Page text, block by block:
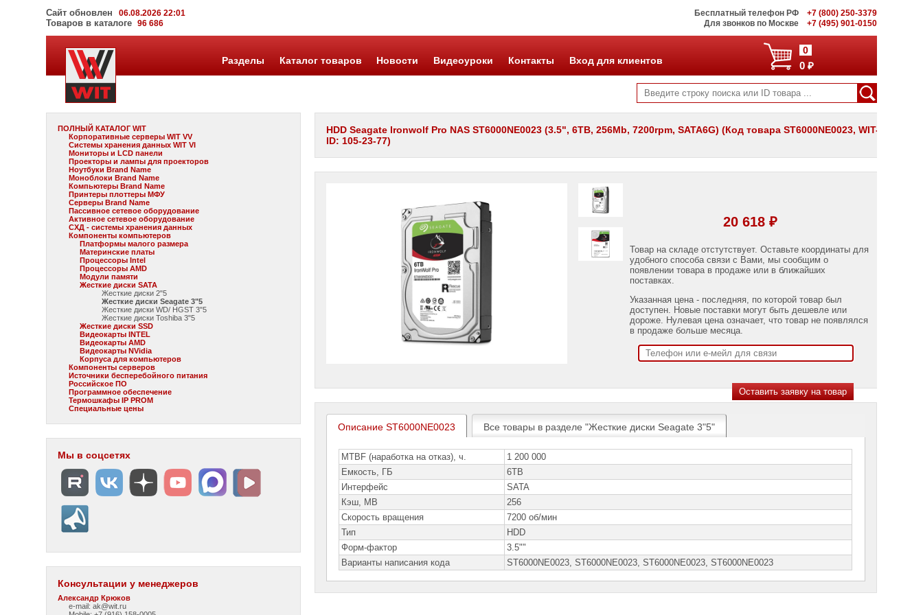
Сайт обновлен 06.08.2026 22:01
Товаров в каталоге96 686
Бесплатный телефон РФ
+7 (800) 250-3379
Для звонков по Москве
+7 (495) 901-0150
0
0 ₽
Разделы Каталог товаров Новости Видеоуроки Контакты Вход для клиентов
ПОЛНЫЙ КАТАЛОГ WIT
Корпоративные серверы WIT VV
Системы хранения данных WIT VI
Мониторы и LCD панели
Проекторы и лампы для проекторов
Ноутбуки Brand Name
Моноблоки Brand Name
Компьютеры Brand Name
Принтеры плоттеры МФУ
Серверы Brand Name
Пассивное сетевое оборудование
Активное сетевое оборудование
СХД - системы хранения данных
Компоненты компьютеров
Платформы малого размера
Материнские платы
Процессоры Intel
Процессоры AMD
Модули памяти
Жесткие диски SATA
Жесткие диски 2"5
Жесткие диски Seagate 3"5
Жесткие диски WD/ HGST 3"5
Жесткие диски Toshiba 3"5
Жесткие диски SSD
Видеокарты INTEL
Видеокарты AMD
Видеокарты NVidia
Корпуса для компьютеров
Компоненты серверов
Источники бесперебойного питания
Российское ПО
Программное обеспечение
Термошкафы IP PROM
Специальные цены
Мы в соцсетях
Консультации у менеджеров
Александр Крюков
e-mail: ak@wit.ru
HDD Seagate Ironwolf Pro NAS ST6000NE0023 (3.5", 6TB, 256Mb, 7200rpm, SATA6G) (Код товара ST6000NE0023, WIT-
ID: 105-23-77)
20 618 ₽
Товар на складе отстутствует. Оставьте координаты для
удобного способа связи с Вами, мы сообщим о
появлении товара в продаже или в ближайших
поставках.
Указанная цена - последняя, по которой товар был
доступен. Новые поставки могут быть дешевле или
дороже. Нулевая цена означает, что товар не появлялся
в продаже больше месяца.
Описание ST6000NE0023 Все товары в разделе "Жесткие диски Seagate 3"5"
MTBF (наработка на отказ), ч.
1 200 000
Емкость, ГБ
6TB
Интерфейс
SATA
Кэш, MB
256
Скорость вращения
7200 об/мин
Тип
HDD
Форм-фактор
3.5""
Варианты написания кода
ST6000NE0023, ST6000NE0023, ST6000NЕ0023, SТ6000NЕ0023